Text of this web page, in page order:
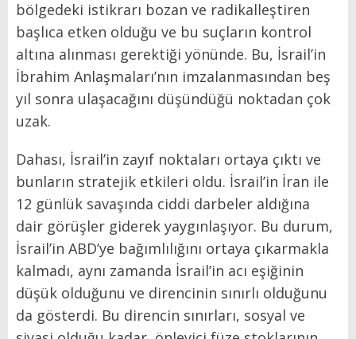
bölgedeki istikrarı bozan ve radikalleştiren
başlıca etken olduğu ve bu suçların kontrol
altına alınması gerektiği yönünde. Bu, İsrail’in
İbrahim Anlaşmaları’nın imzalanmasından beş
yıl sonra ulaşacağını düşündüğü noktadan çok
uzak.
Dahası, İsrail’in zayıf noktaları ortaya çıktı ve
bunların stratejik etkileri oldu. İsrail’in İran ile
12 günlük savaşında ciddi darbeler aldığına
dair görüşler giderek yaygınlaşıyor. Bu durum,
İsrail’in ABD’ye bağımlılığını ortaya çıkarmakla
kalmadı, aynı zamanda İsrail’in acı eşiğinin
düşük olduğunu ve direncinin sınırlı olduğunu
da gösterdi. Bu direncin sınırları, sosyal ve